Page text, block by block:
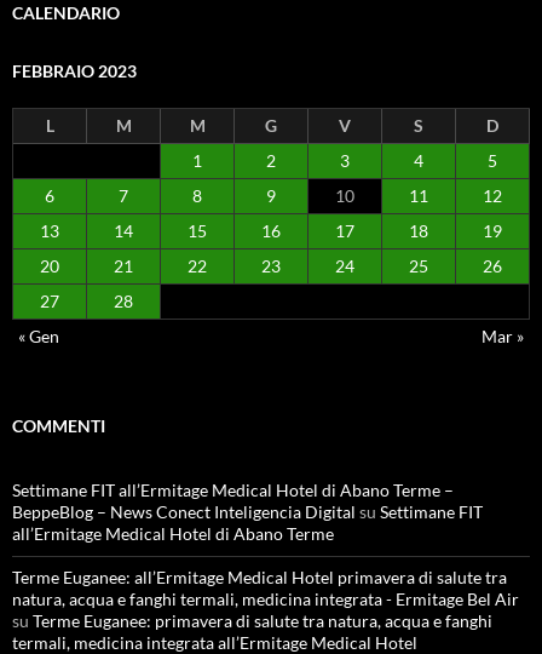
CALENDARIO
FEBBRAIO 2023
L M M G V S
D
1
2 3 4
5
6
7 8 9 10 11
12
13
14 15 16 17 18
19
20
21 22 23 24 25
26
27
28
« Gen
Mar »
COMMENTI
Settimane FIT all’Ermitage Medical Hotel di Abano Terme –
BeppeBlog – News Conect Inteligencia Digital su Settimane FIT
all’Ermitage Medical Hotel di Abano Terme
Terme Euganee: all’Ermitage Medical Hotel primavera di salute tra
natura, acqua e fanghi termali, medicina integrata - Ermitage Bel Air
su Terme Euganee: primavera di salute tra natura, acqua e fanghi
termali, medicina integrata all’Ermitage Medical Hotel